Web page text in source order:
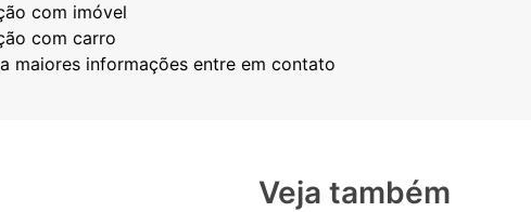
com imóvel
com carro
Veja também